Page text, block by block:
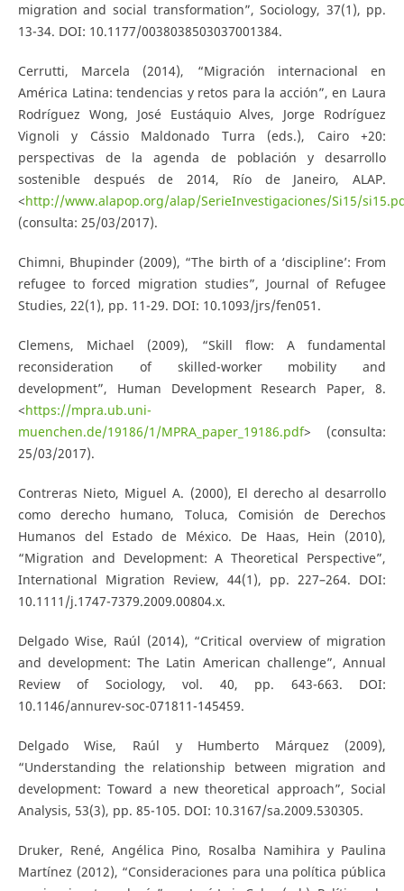
migration and social transformation”, Sociology, 37(1), pp.
13-34. DOI: 10.1177/0038038503037001384.
Cerrutti, Marcela (2014), “Migración internacional en
América Latina: tendencias y retos para la acción”, en Laura
Rodríguez Wong, José Eustáquio Alves, Jorge Rodríguez
Vignoli y Cássio Maldonado Turra (eds.), Cairo +20:
perspectivas de la agenda de población y desarrollo
sostenible después de 2014, Río de Janeiro, ALAP.
<http://www.alapop.org/alap/SerieInvestigaciones/Si15/
(consulta: 25/03/2017).
Chimni, Bhupinder (2009), “The birth of a ‘discipline’: From
refugee to forced migration studies”, Journal of Refugee
Studies, 22(1), pp. 11-29. DOI: 10.1093/jrs/fen051.
Clemens, Michael (2009), “Skill flow: A fundamental
reconsideration of skilled-worker mobility and
development”, Human Development Research Paper, 8.
<https://mpra.ub.uni-
muenchen.de/19186/1/MPRA_paper_19186.pdf> (consulta:
25/03/2017).
Contreras Nieto, Miguel A. (2000), El derecho al desarrollo
como derecho humano, Toluca, Comisión de Derechos
Humanos del Estado de México. De Haas, Hein (2010),
“Migration and Development: A Theoretical Perspective”,
International Migration Review, 44(1), pp. 227–264. DOI:
10.1111/j.1747-7379.2009.00804.x.
Delgado Wise, Raúl (2014), “Critical overview of migration
and development: The Latin American challenge”, Annual
Review of Sociology, vol. 40, pp. 643-663. DOI:
10.1146/annurev-soc-071811-145459.
Delgado Wise, Raúl y Humberto Márquez (2009),
“Understanding the relationship between migration and
development: Toward a new theoretical approach”, Social
Analysis, 53(3), pp. 85-105. DOI: 10.3167/sa.2009.530305.
Druker, René, Angélica Pino, Rosalba Namihira y Paulina
Martínez (2012), “Consideraciones para una política pública